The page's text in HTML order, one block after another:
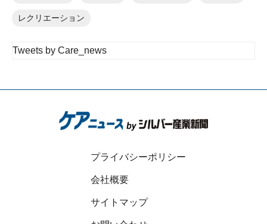
レクリエーション
Tweets by Care_news
プライバシーポリシー
会社概要
サイトマップ